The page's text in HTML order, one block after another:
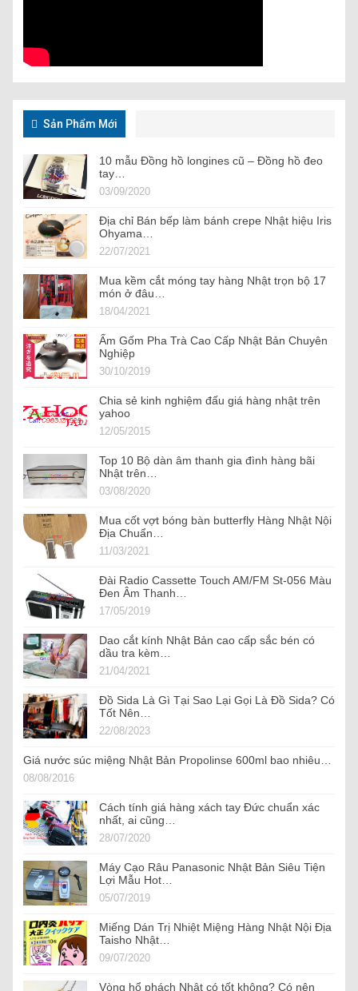
Sản Phẩm Mới
10 mẫu Đồng hồ longines cũ – Đồng hồ đeo
tay…
03/09/2020
Địa chỉ Bán bếp làm bánh crepe Nhật hiệu Iris
Ohyama…
22/07/2021
Mua kềm cắt móng tay hàng Nhật trọn bộ 17
món ở đâu…
18/04/2021
Ấm Gốm Pha Trà Cao Cấp Nhật Bản Chuyên
Nghiệp
30/10/2019
Chia sẻ kinh nghiệm đấu giá hàng nhật trên
yahoo
12/05/2015
Top 10 Bộ dàn âm thanh gia đình hàng bãi
Nhật trên…
03/08/2020
Mua cốt vợt bóng bàn butterfly Hàng Nhật Nội
Địa Chuẩn…
11/03/2021
Đài Radio Cassette Touch AM/FM St-056 Màu
Đen Âm Thanh…
17/05/2019
Dao cắt kính Nhật Bản cao cấp sắc bén có
dầu tra kèm…
21/04/2021
Đồ Sida Là Gì Tại Sao Lại Gọi Là Đồ Sida? Có
Tốt Nên…
22/08/2023
Giá nước súc miệng Nhật Bản Propolinse 600ml bao nhiêu…
08/08/2016
Cách tính giá hàng xách tay Đức chuẩn xác
nhất, ai cũng…
28/07/2020
Máy Cạo Râu Panasonic Nhật Bản Siêu Tiện
Lợi Mẫu Hot…
05/07/2019
Miếng Dán Trị Nhiệt Miệng Hàng Nhật Nội Địa
Taisho Nhật…
09/07/2020
Vòng hổ phách Nhật có tốt không? Có nên